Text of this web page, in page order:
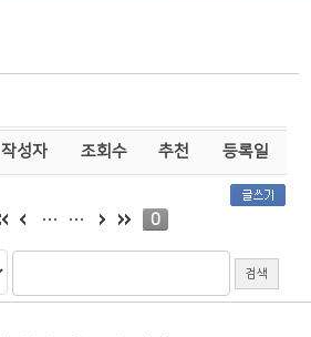
작성자 조회수 추천 등록일
0